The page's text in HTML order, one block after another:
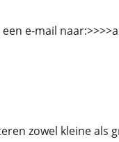
e-mail
zowel kleine als